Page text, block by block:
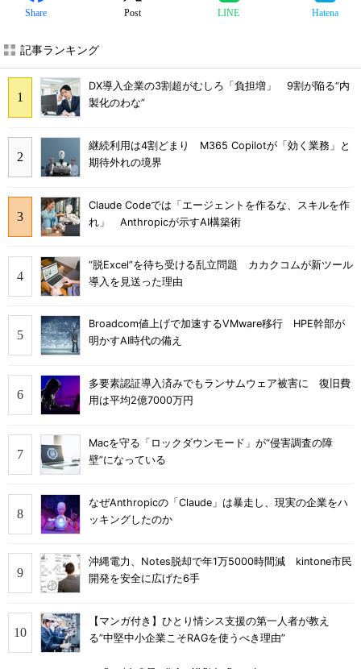
Share Post LINE Hatena
記事ランキング
DX導入企業の3割超がむしろ「負担増」 9割が陥る“内
製化のわな”
継続利用は4割どまり M365 Copilotが「効く業務」と
期待外れの境界
Claude Codeでは「エージェントを作るな、スキルを作
れ」 Anthropicが示すAI構築術
“脱Excel”を待ち受ける乱立問題 カカクコムが新ツール
導入を見送った理由
Broadcom値上げで加速するVMware移行 HPE幹部が
明かすAI時代の備え
多要素認証導入済みでもランサムウェア被害に 復旧費
用は平均2億7000万円
Macを守る「ロックダウンモード」が“侵害調査の障
壁”になっている
なぜAnthropicの「Claude」は暴走し、現実の企業をハ
ッキングしたのか
沖縄電力、Notes脱却で年1万5000時間減 kintone市民
開発を安全に広げた6手
【マンガ付き】ひとり情シス支援の第一人者が教え
る”中堅中小企業こそRAGを使うべき理由”